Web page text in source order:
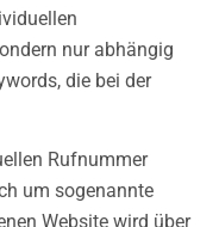
nur abhängig
die bei der
Rufnummer
um sogenannte
Website wird über